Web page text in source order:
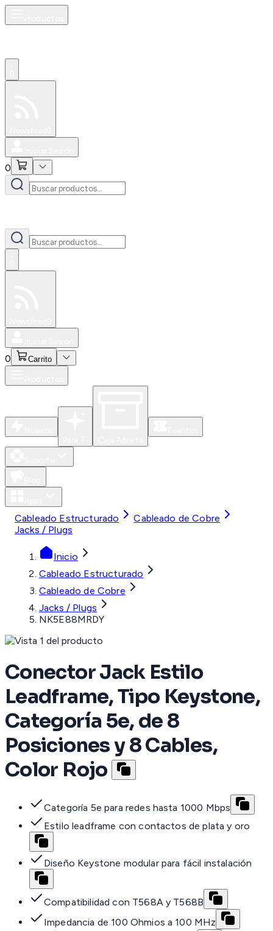
0
0 Carrito
Cableado Estructurado
Cableado de Cobre
Jacks / Plugs
Inicio
Cableado Estructurado
Cableado de Cobre
Jacks / Plugs
NK5E88MRDY
Conector Jack Estilo
Leadframe, Tipo Keystone,
Categoría 5e, de 8
Posiciones y 8 Cables,
Color Rojo
Categoría 5e para redes hasta 1000 Mbps
Estilo leadframe con contactos de plata y oro
Diseño Keystone modular para fácil instalación
Compatibilidad con T568A y T568B
Impedancia de 100 Ohmios a 100 MHz